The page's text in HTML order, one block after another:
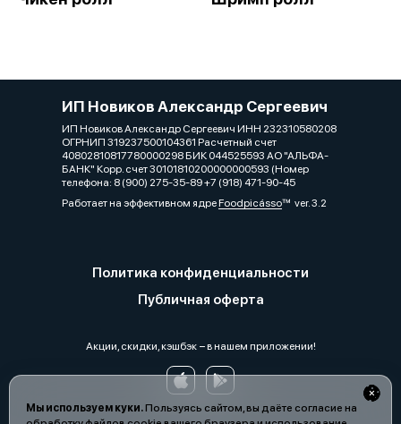
Мы используем куки.Пользуясь сайтом, вы даёте согласие на
ИП Новиков Александр Сергеевич
ИП Новиков Александр Сергеевич ИНН 232310580208
ОГРНИП 319237500104361 Расчетный счет
40802810817780000298 БИК 044525593 АО "АЛЬФА-
БАНК" Корр. счет 30101810200000000593 (Номер
телефона: 8 (900) 275-35-89 +7 (918) 471-90-45
Работает на эффективном ядреFoodpicássover. 3.2
Политика конфиденциальности
Публичная оферта
Акции, скидки, кэшбэк − в нашем приложении!